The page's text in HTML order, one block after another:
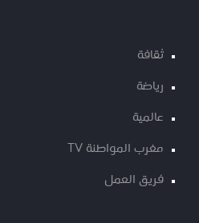
ثقافة
رياضة
عالمية
مغرب المواطنة TV
فريق العمل